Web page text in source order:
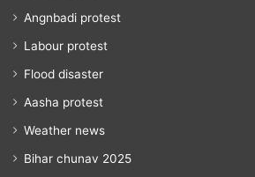
Angnbadi protest
Labour protest
Flood disaster
Aasha protest
Weather news
Bihar chunav 2025